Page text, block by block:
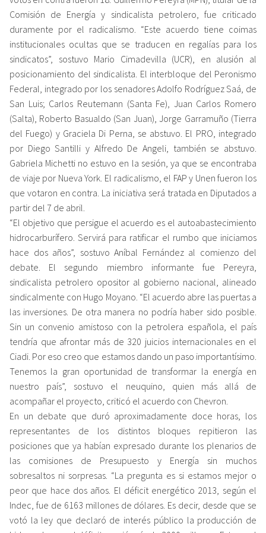
Comisión de Energía y sindicalista petrolero, fue criticado
duramente por el radicalismo. “Este acuerdo tiene coimas
institucionales ocultas que se traducen en regalías para los
sindicatos”, sostuvo Mario Cimadevilla (UCR), en alusión al
posicionamiento del sindicalista. El interbloque del Peronismo
Federal, integrado por los senadores Adolfo Rodríguez Saá, de
San Luis; Carlos Reutemann (Santa Fe), Juan Carlos Romero
(Salta), Roberto Basualdo (San Juan), Jorge Garramuño (Tierra
del Fuego) y Graciela Di Perna, se abstuvo. El PRO, integrado
por Diego Santilli y Alfredo De Angeli, también se abstuvo.
Gabriela Michetti no estuvo en la sesión, ya que se encontraba
de viaje por Nueva York. El radicalismo, el FAP y Unen fueron los
que votaron en contra. La iniciativa será tratada en Diputados a
partir del 7 de abril.
“El objetivo que persigue el acuerdo es el autoabastecimiento
hidrocarburífero. Servirá para ratificar el rumbo que iniciamos
hace dos años”, sostuvo Aníbal Fernández al comienzo del
debate. El segundo miembro informante fue Pereyra,
sindicalista petrolero opositor al gobierno nacional, alineado
sindicalmente con Hugo Moyano. “El acuerdo abre las puertas a
las inversiones. De otra manera no podría haber sido posible.
Sin un convenio amistoso con la petrolera española, el país
tendría que afrontar más de 320 juicios internacionales en el
Ciadi. Por eso creo que estamos dando un paso importantísimo.
Tenemos la gran oportunidad de transformar la energía en
nuestro país”, sostuvo el neuquino, quien más allá de
acompañar el proyecto, criticó el acuerdo con Chevron.
En un debate que duró aproximadamente doce horas, los
representantes de los distintos bloques repitieron las
posiciones que ya habían expresado durante los plenarios de
las comisiones de Presupuesto y Energía sin muchos
sobresaltos ni sorpresas. “La pregunta es si estamos mejor o
peor que hace dos años. El déficit energético 2013, según el
Indec, fue de 6163 millones de dólares. Es decir, desde que se
votó la ley que declaró de interés público la producción de